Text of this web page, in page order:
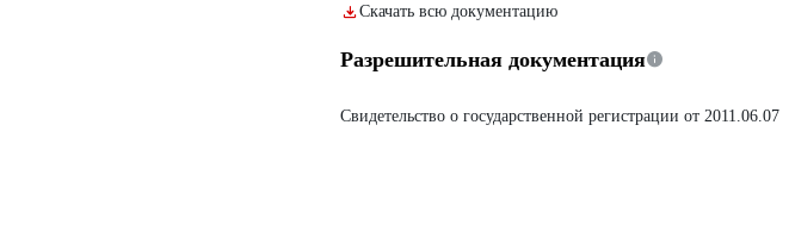
Скачать всю документацию
Разрешительная документация
Свидетельство о государственной регистрации от 2011.06.07